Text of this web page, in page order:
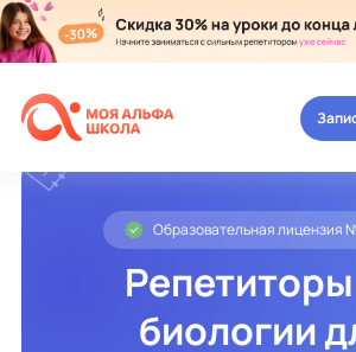
Образовательная лицензия
биологии